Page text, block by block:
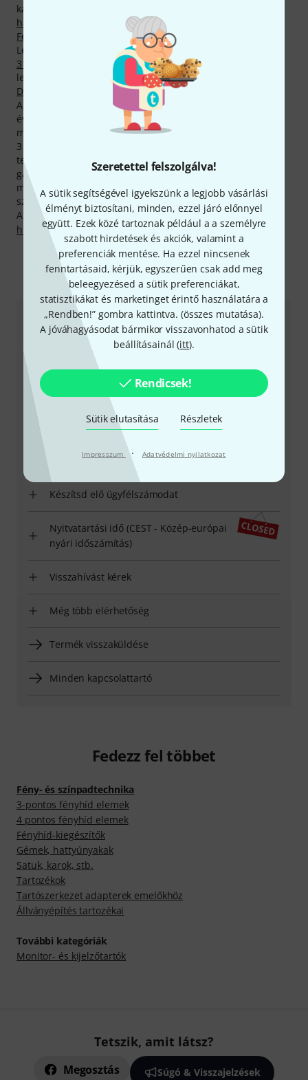
Szeretettel felszolgálva!
A sütik segítségével igyekszünk a legjobb vásárlási
élményt biztosítani, minden, ezzel járó előnnyel
együtt. Ezek közé tartoznak például a a személyre
szabott hirdetések és akciók, valamint a
preferenciák mentése. Ha ezzel nincsenek
fenntartásaid, kérjük, egyszerűen csak add meg
beleegyezésed a sütik preferenciákat,
statisztikákat és marketinget érintő használatára a
„Rendben!” gombra kattintva. (összes mutatása).
A jóváhagyásodat bármikor visszavonhatod a sütik
beállításainál (itt).
Rendicsek!
Sütik elutasítása Részletek
Impresszum · Adatvédelmi nyilatkozat
kategóriákban:
hattyúnyakak
Tartószerkezet adapterek emelőkhöz
Fénytechnika-alkatrészekésÁllványépítés tartozékai
Legtöbbször eladott Duratruss-termékünk neve
31/2 Selflock Boom Arm Black. Minden idők
legkeresettebbje az eddig 10.000 vásárlónk által hazavitt
Duratruss Big Selflock Clamp 200kg Black
A gyártó 2 év garanciát biztosít a termékeire, a mi három
éves garanciáknak megfelelően azonban mi ezt még
megtoldjuk egy évvel.
3 éves Thomann-garanciánk mellett minden Duratruss -
termékre biztosítunk egy 30 napos pénzvisszafizetési
garanciát is. Komoly szaktudással rendelkező
munkatársaink ezen felül telephelyünkön további
szolgáltatásokat is készek nyújtani.
A gyártóval kapcsolatban itt találsz bővebb tájékoztatást:
http://eu.duratruss.com
Így érhetsz el minket
Ügyfélszolgálat - Magyarország
+49-9546-9223-531
Ügyfélszolgálatunk minden kérdés és észrevétel esetén
örömmel áll rendelkezésedre
Készítsd elő ügyfélszámodat
Nyitvatartási idő (CEST - Közép-európai
nyári időszámítás)
Visszahívást kérek
Még több elérhetőség
Termék visszaküldése
Minden kapcsolattartó
Fedezz fel többet
Fény- és színpadtechnika
3-pontos fényhíd elemek
4 pontos fényhíd elemek
Fényhíd-kiegészítők
Gémek, hattyúnyakak
Satuk, karok, stb.
Tartozékok
Tartószerkezet adapterek emelőkhöz
Állványépítés tartozékai
További kategóriák
Monitor- és kijelzőtartók
Tetszik, amit látsz?
Megosztás Súgó & Visszajelzések